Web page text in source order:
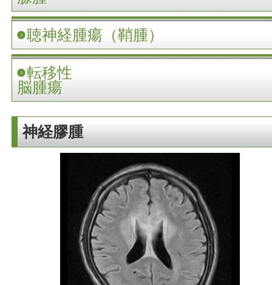
聴神経腫瘍（鞘腫）
転移性
脳腫瘍
神経膠腫